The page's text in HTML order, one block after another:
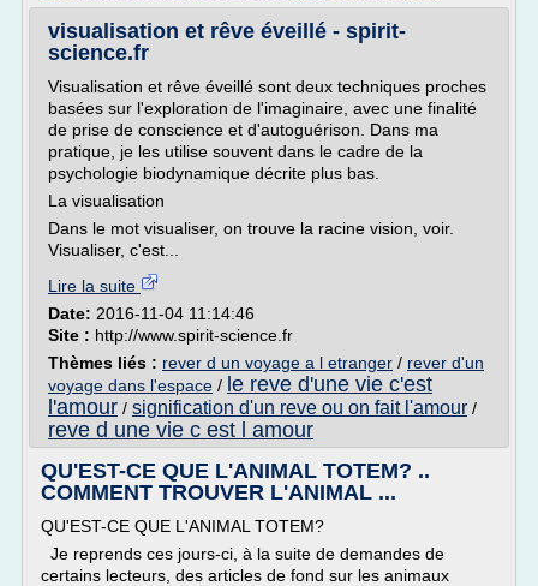
visualisation et rêve éveillé - spirit-
science.fr
Visualisation et rêve éveillé sont deux techniques proches
basées sur l'exploration de l'imaginaire, avec une finalité
de prise de conscience et d'autoguérison. Dans ma
pratique, je les utilise souvent dans le cadre de la
psychologie biodynamique décrite plus bas.
La visualisation
Dans le mot visualiser, on trouve la racine vision, voir.
Visualiser, c'est...
Lire la suite
Date: 2016-11-04 11:14:46
Site : http://www.spirit-science.fr
Thèmes liés : rever d un voyage a l etranger / rever d'un
voyage dans l'espace / le reve d'une vie c'est
l'amour / signification d'un reve ou on fait l'amour /
reve d une vie c est l amour
QU'EST-CE QUE L'ANIMAL TOTEM? ..
COMMENT TROUVER L'ANIMAL ...
QU'EST-CE QUE L'ANIMAL TOTEM?
Je reprends ces jours-ci, à la suite de demandes de
certains lecteurs, des articles de fond sur les animaux